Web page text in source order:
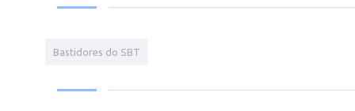
Bastidores do SBT